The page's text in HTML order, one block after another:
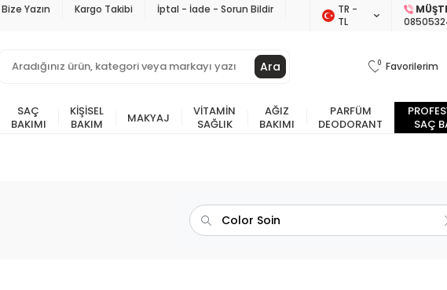
Yazın Kargo Takibi İptal - İade - Sorun Bildir
TR −
TL
Ara 0 Favorilerim
SAÇ
BAKIMI
KIŞISEL
BAKIM
MAKYAJ
VITAMIN
SAĞLIK
AĞIZ
BAKIMI
PARFÜM
DEODORANT
SAÇ